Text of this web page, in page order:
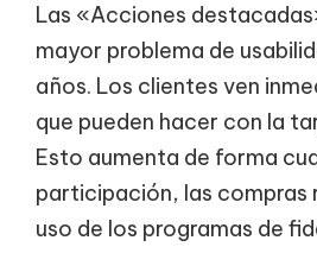
Las «Acciones
mayor problema de
años. Los clientes ven
que pueden hacer con la
Esto aumenta de forma
participación, las compras
uso de los programas de